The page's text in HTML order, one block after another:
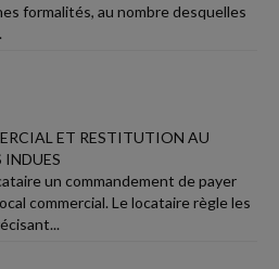
formalités, au nombre desquelles
ET RESTITUTION AU
INDUES
un commandement de payer
commercial. Le locataire règle les